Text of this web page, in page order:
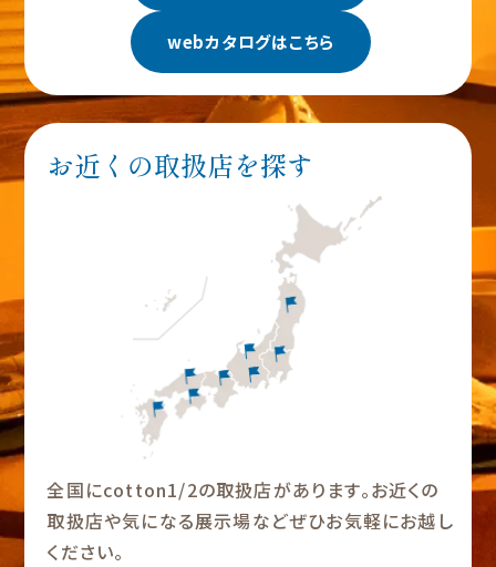
webカタログはこちら
お近くの取扱店を探す
全国にcotton1/2の取扱店があります。お近くの
取扱店や気になる展示場などぜひお気軽にお越し
ください。